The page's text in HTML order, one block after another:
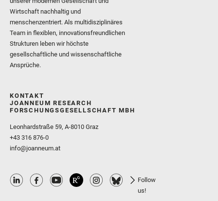
Wirtschaft nachhaltig und
menschenzentriert. Als multidisziplinäres
Team in flexiblen, innovationsfreundlichen
Strukturen leben wir höchste
gesellschaftliche und wissenschaftliche
Ansprüche.
KONTAKT
JOANNEUM RESEARCH
FORSCHUNGSGESELLSCHAFT MBH
Leonhardstraße 59, A-8010 Graz
+43 316 876-0
info@joanneum.at
Follow
us!